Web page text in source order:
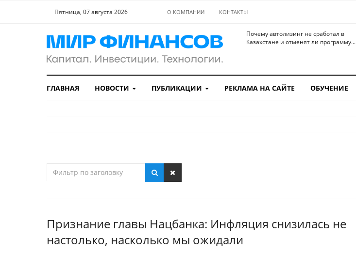
Пятница, 07 августа 2026 О КОМПАНИИ КОНТАКТЫ
Почему автолизинг не сработал в
Казахстане и отменят ли программу...
ГЛАВНАЯ НОВОСТИ ПУБЛИКАЦИИ РЕКЛАМА НА САЙТЕ ОБУЧЕНИЕ
Признание главы Нацбанка: Инфляция снизилась не
настолько, насколько мы ожидали